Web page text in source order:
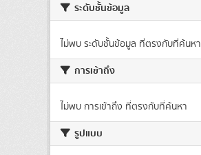
ระดับชั้นข้อมูล
ไม่พบ ระดับชั้นข้อมูล ที่ตรงกับที่ค้นหา
การเข้าถึง
ไม่พบ การเข้าถึง ที่ตรงกับที่ค้นหา
รูปแบบ